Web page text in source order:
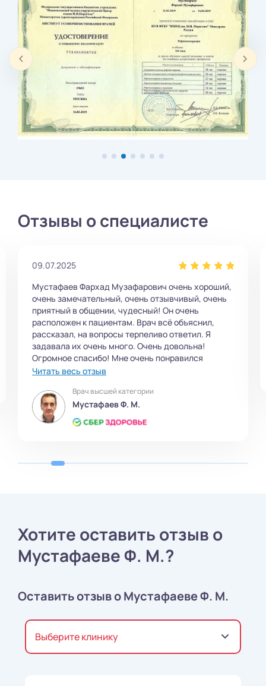
Отзывы о специалисте
25.12.2024
Я остался доволен приемом. Фархад
Музафарович провел осмотр. Сделал снимок
поясницы. Доктор провел так же процедуру. Он
внимательный и добропорядочный.
Врач высшей категории
Мустафаев Ф. М.
Хотите оставить отзыв о
Мустафаеве Ф. М.?
Оставить отзыв о Мустафаеве Ф. М.
Выберите клинику